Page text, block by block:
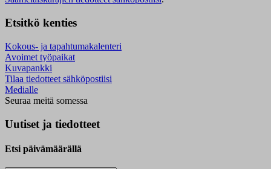
Etsitkö kenties
Kokous- ja tapahtumakalenteri
Avoimet työpaikat
Kuvapankki
Tilaa tiedotteet sähköpostiisi
Medialle
Seuraa meitä somessa
Uutiset ja tiedotteet
Etsi päivämäärällä